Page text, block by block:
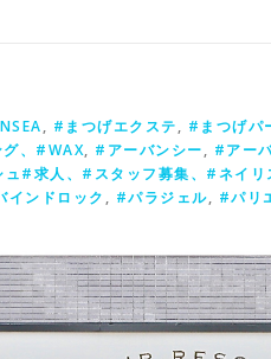
, #まつげエクステ, #まつげパ
、#WAX, #アーバンシー, #アー
#求人、#スタッフ募集、#ネイリ
インドロック , #パラジェル, #パリ